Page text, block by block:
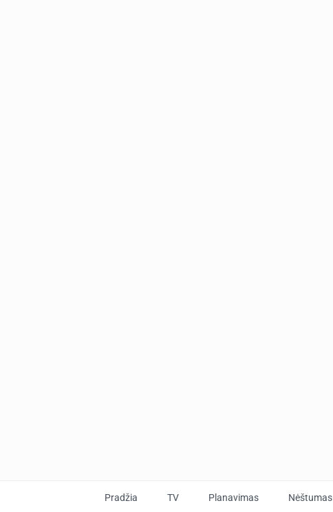
Pradžia TV Planavimas Nėštumas